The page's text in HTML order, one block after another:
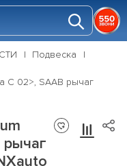
Подвеска
C 02>, SAAB рычаг
рычаг